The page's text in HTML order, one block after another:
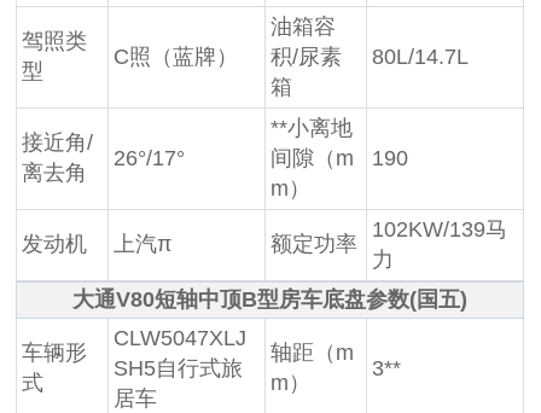
驾照类
型
C照（蓝牌）
油箱容
积/尿素
箱
80L/14.7L
接近角/
离去角
26°/17°
**小离地
间隙（m
m）
190
发动机 上汽π 额定功率
102KW/139马
力
大通V80短轴中顶B型房车底盘参数(国五)
车辆形
式
CLW5047XLJ
SH5自行式旅
居车
轴距（m
m）
3**